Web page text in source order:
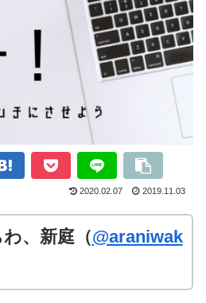
2020.02.07 2019.11.03
、新庭（@araniwak